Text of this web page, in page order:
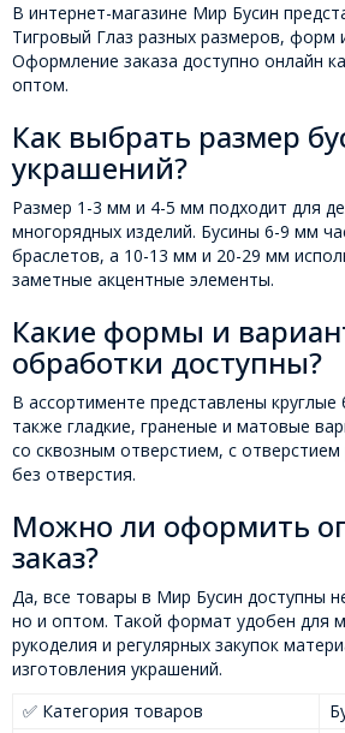
В интернет-магазине Мир Бусин
Тигровый Глаз разных размеров, форм
Оформление заказа доступно онлайн
оптом.
Как выбрать размер
украшений?
Размер 1-3 мм и 4-5 мм подходит для
многорядных изделий. Бусины 6-9 мм
браслетов, а 10-13 мм и 20-29 мм
заметные акцентные элементы.
Какие формы и
обработки доступны?
В ассортименте представлены
также гладкие, граненые и матовые
со сквозным отверстием, с
без отверстия.
Можно ли оформить
заказ?
Да, все товары в Мир Бусин доступны
но и оптом. Такой формат удобен для
рукоделия и регулярных закупок
изготовления украшений.
✅ Категория товаров